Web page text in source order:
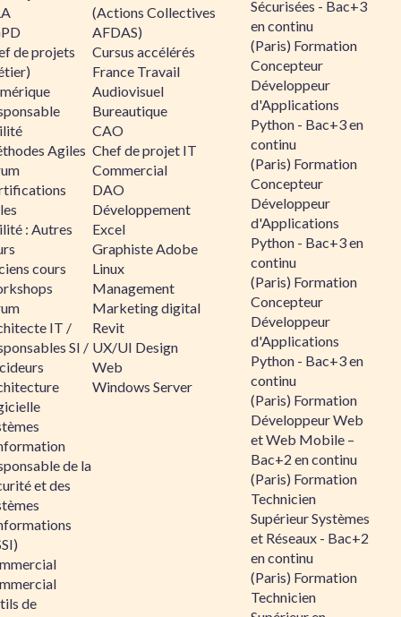
de projets
Agiles
: Autres
cours
IT /
SI /
de la
et des
de
(Actions Collectives
AFDAS)
Cursus accélérés
France Travail
Audiovisuel
Bureautique
CAO
Chef de projet IT
Commercial
DAO
Développement
Excel
Graphiste Adobe
Linux
Management
Marketing digital
Revit
UX/UI Design
Web
Windows Server
Sécurisées - Bac+3
en continu
(Paris) Formation
Concepteur
Développeur
d'Applications
Python - Bac+3 en
continu
(Paris) Formation
Concepteur
Développeur
d'Applications
Python - Bac+3 en
continu
(Paris) Formation
Concepteur
Développeur
d'Applications
Python - Bac+3 en
continu
(Paris) Formation
Développeur Web
et Web Mobile –
Bac+2 en continu
(Paris) Formation
Technicien
Supérieur Systèmes
et Réseaux - Bac+2
en continu
(Paris) Formation
Technicien